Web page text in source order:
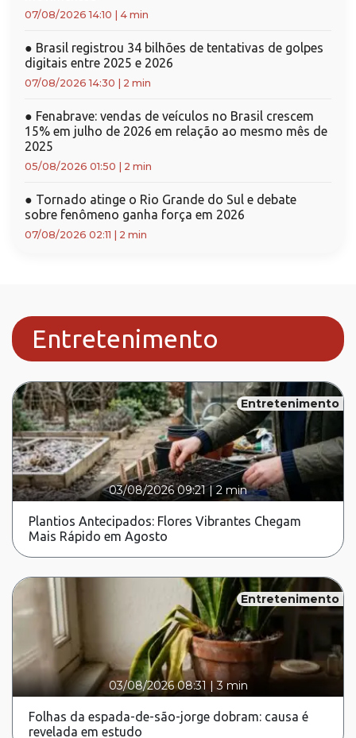
07/08/2026 14:10 4 min
● Brasil registrou 34 bilhões de tentativas de golpes
digitais entre 2025 e 2026
07/08/2026 14:30 2 min
● Fenabrave: vendas de veículos no Brasil crescem
15% em julho de 2026 em relação ao mesmo mês de
2025
05/08/2026 01:50 2 min
● Tornado atinge o Rio Grande do Sul e debate
sobre fenômeno ganha força em 2026
07/08/2026 02:11 2 min
Entretenimento
Entretenimento
03/08/2026 09:21|2 min
Plantios Antecipados: Flores Vibrantes Chegam
Mais Rápido em Agosto
Entretenimento
03/08/2026 08:31 |3 min
Folhas da espada-de-são-jorge dobram: causa é
revelada em estudo